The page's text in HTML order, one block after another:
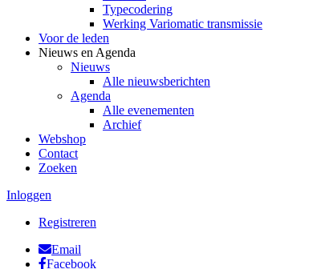
Typecodering
Werking Variomatic transmissie
Voor de leden
Nieuws en Agenda
Nieuws
Alle nieuwsberichten
Agenda
Alle evenementen
Archief
Webshop
Contact
Zoeken
Inloggen
Registreren
Email
Facebook